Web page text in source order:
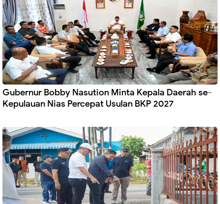
Gubernur Bobby Nasution Minta Kepala Daerah se-
Kepulauan Nias Percepat Usulan BKP 2027